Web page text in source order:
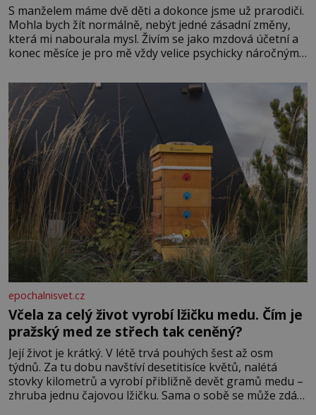
S manželem máme dvě děti a dokonce jsme už prarodiči.
Mohla bych žít normálně, nebýt jedné zásadní změny,
která mi nabourala mysl. Živím se jako mzdová účetní a
konec měsíce je pro mě vždy velice psychicky náročným
dál častěji volá o pomoc, co se hlídání týče. Dalo by se
epochalnisvet.cz
Včela za celý život vyrobí lžičku medu. Čím je
pražský med ze střech tak ceněný?
Její život je krátký. V létě trvá pouhých šest až osm
týdnů. Za tu dobu navštíví desetitisíce květů, nalétá
stovky kilometrů a vyrobí přibližně devět gramů medu –
zhruba jednu čajovou lžičku. Sama o sobě se může zdát